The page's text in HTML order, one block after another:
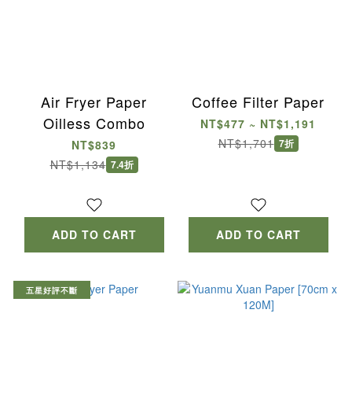
Air Fryer Paper
Oilless Combo
NT$839
NT$1,134 7.4折
ADD TO CART
Coffee Filter Paper
NT$477 ~ NT$1,191
NT$1,701 7折
ADD TO CART
五星好評不斷